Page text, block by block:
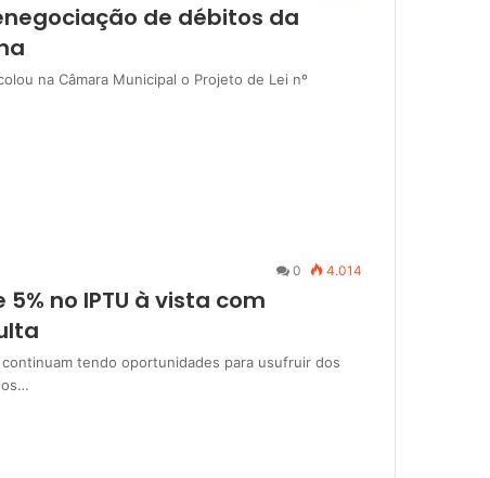
de débitos da
na Câmara Municipal o Projeto de Lei nº
0 4.014
no IPTU à vista com
tendo oportunidades para usufruir dos